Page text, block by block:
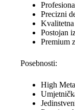
Precizni
Postojan
Premium
Posebnosti:
High